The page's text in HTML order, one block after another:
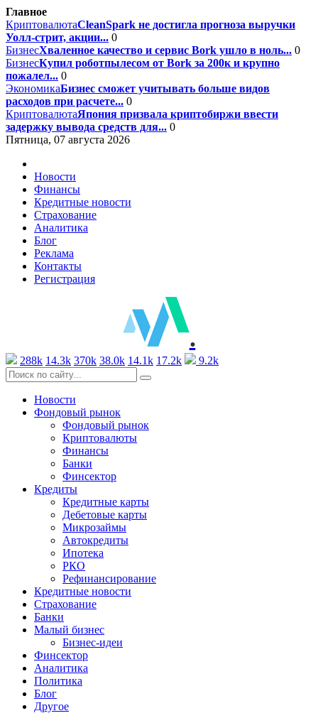
Главное
КриптовалютаCleanSpark не достигла прогноза выручки
Уолл-стрит, акции... 0
БизнесХваленное качество и сервис Bork ушло в ноль... 0
БизнесКупил роботпылесом от Bork за 200к и крупно
пожалел... 0
ЭкономикаБизнес сможет учитывать больше видов
расходов при расчете... 0
КриптовалютаЯпония призвала криптобиржи ввести
задержку вывода средств для... 0
Пятница, 07 августа 2026
Новости
Финансы
Кредитные новости
Страхование
Аналитика
Блог
Реклама
Контакты
Регистрация
.
288k 14.3k 370k 38.0k 14.1k 17.2k 9.2k
Новости
Фондовый рынок
Фондовый рынок
Криптовалюты
Финансы
Банки
Финсектор
Кредиты
Кредитные карты
Дебетовые карты
Микрозаймы
Автокредиты
Ипотека
РКО
Рефинансирование
Кредитные новости
Страхование
Банки
Малый бизнес
Бизнес-идеи
Финсектор
Аналитика
Политика
Блог
Другое